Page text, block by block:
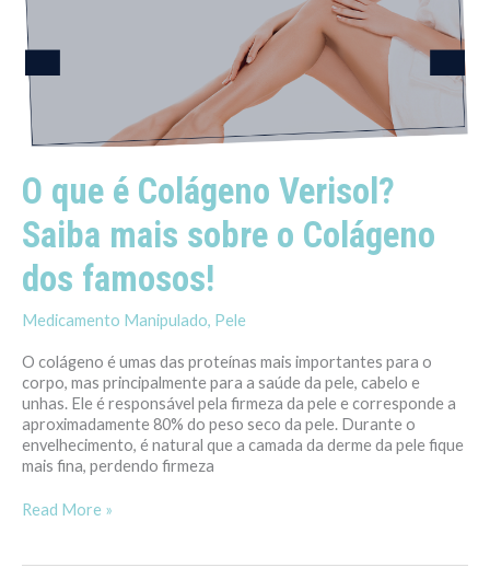
O que é Colágeno Verisol?
Saiba mais sobre o Colágeno
dos famosos!
Medicamento Manipulado, Pele
O colágeno é umas das proteínas mais importantes para o
corpo, mas principalmente para a saúde da pele, cabelo e
unhas. Ele é responsável pela firmeza da pele e corresponde a
aproximadamente 80% do peso seco da pele. Durante o
envelhecimento, é natural que a camada da derme da pele fique
mais fina, perdendo firmeza
que
é
Colágeno
Saiba
mais
sobre
dos
famosos!
Read More »